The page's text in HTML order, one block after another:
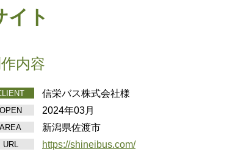
イト
内容
信栄バス株式会社様
OPEN 2024年03月
AREA 新潟県佐渡市
URL https://shineibus.com/